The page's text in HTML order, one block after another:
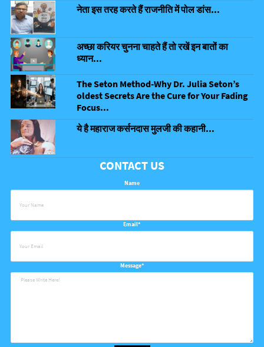
नेता इस तरह करते हैं राजनीति में पोल डांस...
अच्छा करियर चुनना चाहते हैं तो रखें इन बातों का
ध्यान...
The Seton Method-Why Dr. Julia Seton’s
oldest Secrets Are the Cure for Your Fading
Focus...
ये है महाराज कर्सनदास मुलजी की कहानी...
CONTACT US
Name
Email*
Message*